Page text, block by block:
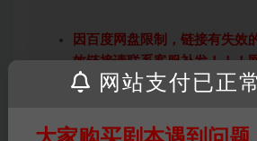
因百度网盘限制，链接有失效
效链接请联系客服补发！！！
器→
点此下载←
投稿+个人整理而来，仅供学
网站支付已正